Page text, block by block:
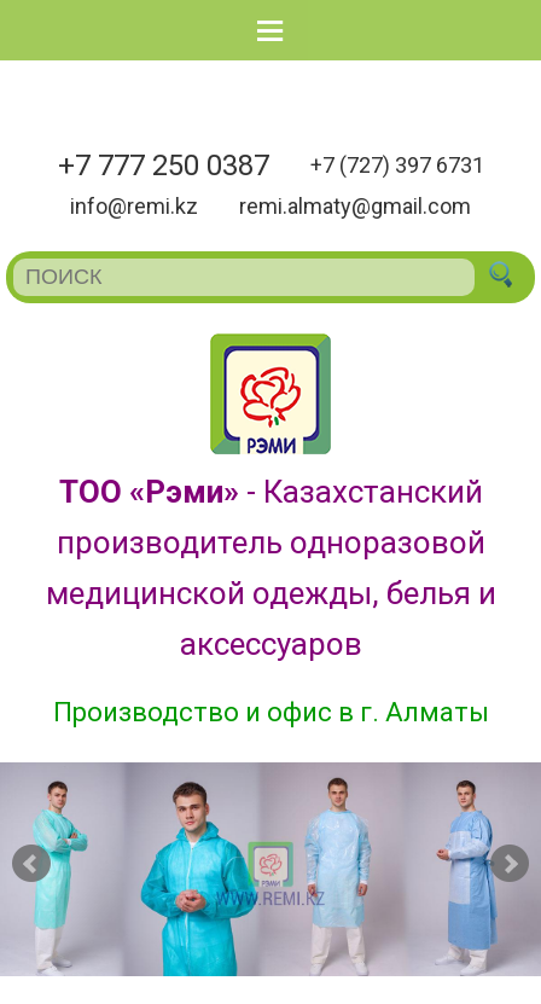
+7 777 250 0387
+7 (727) 397 6731
info@remi.kz
remi.almaty@gmail.com
ТОО «Рэми» - Казахстанский
производитель одноразовой
медицинской одежды, белья и
аксессуаров
Производство и офис в г. Алматы